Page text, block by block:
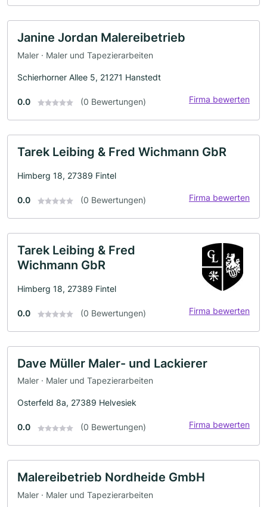
Janine Jordan Malereibetrieb
Maler · Maler und Tapezierarbeiten
Schierhorner Allee 5, 21271 Hanstedt
0.0 (0 Bewertungen) Firma bewerten
Tarek Leibing & Fred Wichmann GbR
Himberg 18, 27389 Fintel
0.0 (0 Bewertungen) Firma bewerten
Tarek Leibing & Fred
Wichmann GbR
Himberg 18, 27389 Fintel
0.0 (0 Bewertungen) Firma bewerten
Dave Müller Maler- und Lackierer
Maler · Maler und Tapezierarbeiten
Osterfeld 8a, 27389 Helvesiek
0.0 (0 Bewertungen) Firma bewerten
Malereibetrieb Nordheide GmbH
Maler · Maler und Tapezierarbeiten